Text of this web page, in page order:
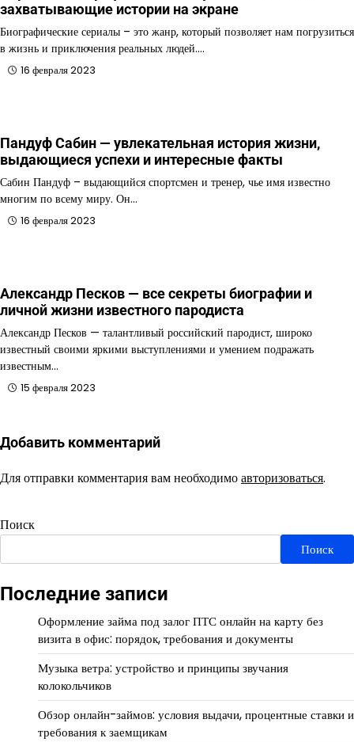
захватывающие истории на экране
Биографические сериалы – это жанр, который позволяет нам погрузиться
в жизнь и приключения реальных людей.…
16 февраля 2023
Пандуф Сабин — увлекательная история жизни,
выдающиеся успехи и интересные факты
Сабин Пандуф – выдающийся спортсмен и тренер, чье имя известно
многим по всему миру. Он…
16 февраля 2023
Александр Песков — все секреты биографии и
личной жизни известного пародиста
Александр Песков — талантливый российский пародист, широко
известный своими яркими выступлениями и умением подражать
известным…
15 февраля 2023
Добавить комментарий
Для отправки комментария вам необходимоавторизоваться.
Поиск
Поиск
Последние записи
Оформление займа под залог ПТС онлайн на карту без
визита в офис: порядок, требования и документы
Музыка ветра: устройство и принципы звучания
колокольчиков
Обзор онлайн-займов: условия выдачи, процентные ставки и
требования к заемщикам